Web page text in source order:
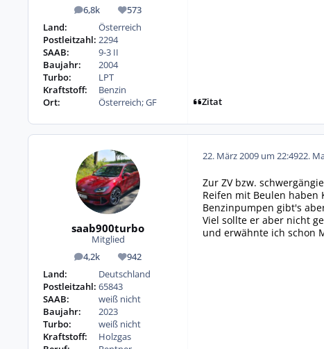
6,8k
Beiträge 573
Reputation
Land:
Österreich
Postleitzahl: 2294
SAAB:
9-3 II
Baujahr:
2004
Turbo:
LPT
Kraftstoff:
Benzin
Ort:
Österreich; GF Zitat
saab900turbo
Mitglied
4,2k
Beiträge 942
Reputation
Land:
Deutschland
Postleitzahl: 65843
SAAB:
weiß nicht
Baujahr:
2023
Turbo:
weiß nicht
Kraftstoff:
Holzgas
22. März 2009 um 22:4922.
Zur ZV bzw.
Reifen mit Beulen haben
Benzinpumpen gibt's
Viel sollte er aber nicht
und erwähnte ich schon